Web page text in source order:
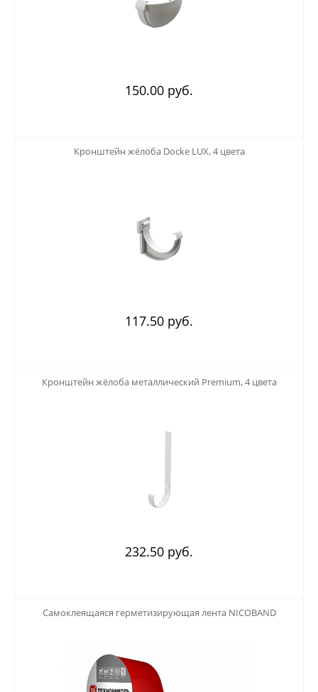
150.00 руб.
Кронштейн жёлоба Docke LUX, 4 цвета
117.50 руб.
Кронштейн жёлоба металлический Premium, 4 цвета
232.50 руб.
Самоклеящаяся герметизирующая лента NICOBAND